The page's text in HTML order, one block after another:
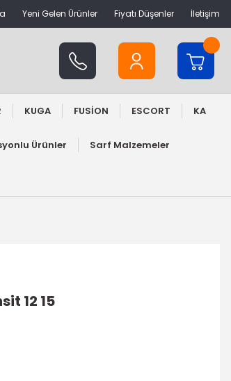
Yeni Gelen Ürünler Fiyatı Düşenler İletişim
KUGA FUSİON ESCORT KA
Ürünler Sarf Malzemeler
12 15